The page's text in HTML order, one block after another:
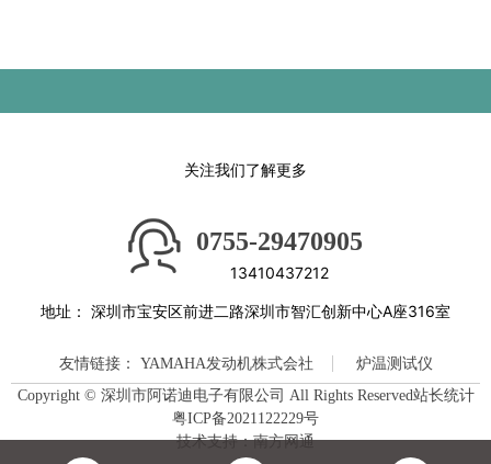
关注我们了解更多
0755-29470905
13410437212
地址： 深圳市宝安区前进二路深圳市智汇创新中心A座316室
友情链接： YAMAHA发动机株式会社
炉温测试仪
Copyright © 深圳市阿诺迪电子有限公司 All Rights Reserved站长统计
粤ICP备2021122229号
技术支持：南方网通